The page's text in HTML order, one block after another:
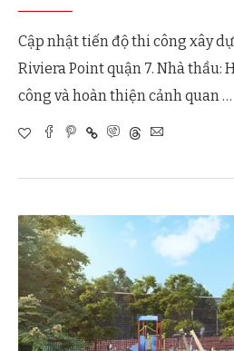
Cập nhật tiến độ thi công xây
Riviera Point quận 7. Nhà thầu:
công và hoàn thiện cảnh quan …